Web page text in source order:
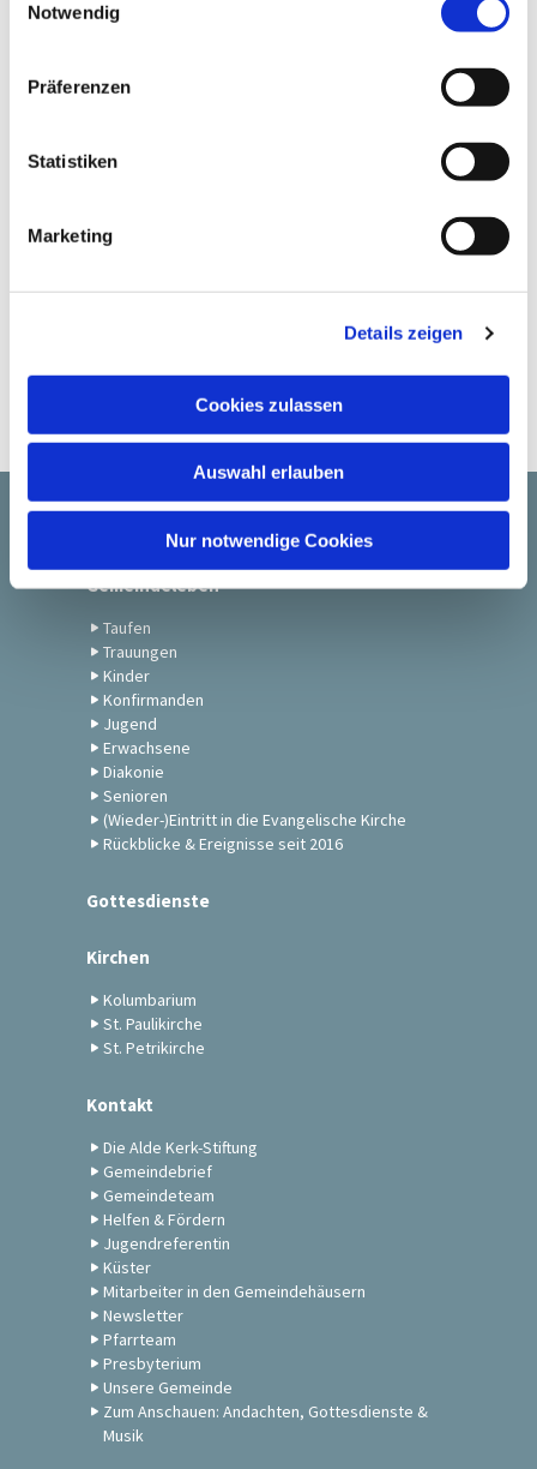
a
Notwendig
Präferenzen
Statistiken
Marketing
Details zeigen
Cookies zulassen
Auswahl erlauben
Nur notwendige Cookies
Startseite
Gemeindeleben
Taufen
Trauungen
Kinder
Konfirmanden
Jugend
Erwachsene
Diakonie
Senioren
(Wieder-)Eintritt in die Evangelische Kirche
Rückblicke & Ereignisse seit 2016
Gottesdienste
Kirchen
Kolumbarium
St. Paulikirche
St. Petrikirche
Kontakt
Die Alde Kerk-Stiftung
Gemeindebrief
Gemeindeteam
Helfen & Fördern
Jugendreferentin
Küster
Mitarbeiter in den Gemeindehäusern
Newsletter
Pfarrteam
Presbyterium
Unsere Gemeinde
Zum Anschauen: Andachten, Gottesdienste &
Musik